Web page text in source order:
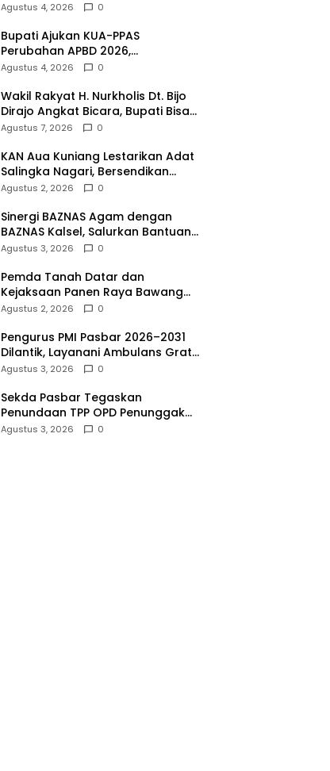
Cuaca Ekstrem
Agustus 4, 2026 0
Bupati Ajukan KUA-PPAS
Perubahan APBD 2026,
Pendapatan Pasbar Naik 15
Agustus 4, 2026 0
Wakil Rakyat H. Nurkholis Dt. Bijo
Dirajo Angkat Bicara, Bupati Bisa
Digugat
Agustus 7, 2026 0
KAN Aua Kuniang Lestarikan Adat
Salingka Nagari, Bersendikan
Kitabullah
Agustus 2, 2026 0
Sinergi BAZNAS Agam dengan
BAZNAS Kalsel, Salurkan Bantuan
Bencana Alam
Agustus 3, 2026 0
Pemda Tanah Datar dan
Kejaksaan Panen Raya Bawang
Merah di Sawah Tangah
Agustus 2, 2026 0
Pengurus PMI Pasbar 2026–2031
Dilantik, Layanani Ambulans Gratis
ke Padang
Agustus 3, 2026 0
Sekda Pasbar Tegaskan
Penundaan TPP OPD Penunggak
Pajak Kendaraan Dinas
Agustus 3, 2026 0